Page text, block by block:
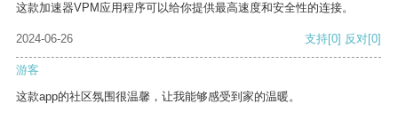
这款加速器VPM应用程序可以给你提供最高速度和安全性的连接。
2024-06-26 支持[0] 反对[0]
游客
这款app的社区氛围很温馨，让我能够感受到家的温暖。